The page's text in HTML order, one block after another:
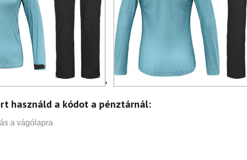
használd a kódot a pénztárnál:
a vágólapra